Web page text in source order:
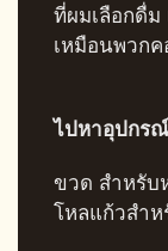
ที่ผมเลือกดื่ม
เหมือนพวก
ไปหาอุปกร
ขวด สำหรับ
โหลแก้วสำ